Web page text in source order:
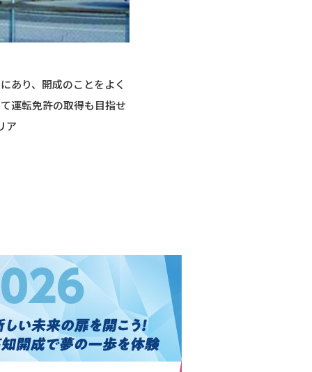
あり、開成のことをよく
運転免許の取得も目指せ
ア